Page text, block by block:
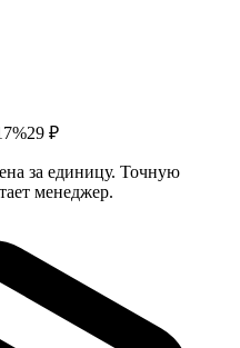
29 ₽
за единицу. Точную
менеджер.